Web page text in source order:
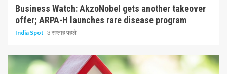
Business Watch: AkzoNobel gets another takeover
offer; ARPA-H launches rare disease program
India Spot 3 सप्ताह पहले